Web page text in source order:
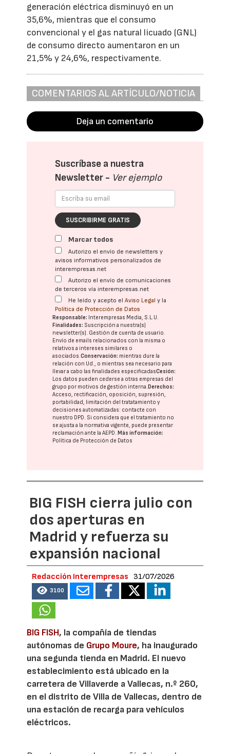
generación eléctrica disminuyó en un
35,6%, mientras que el consumo
convencional y el gas natural licuado (GNL)
de consumo directo aumentaron en un
21,5% y 24,6%, respectivamente.
COMENTARIOS AL ARTÍCULO/NOTICIA
Deja un comentario
Suscríbase a nuestra
Newsletter - Ver ejemplo
SUSCRIBIRME GRATIS
Marcar todos
Autorizo el envío de newsletters y
avisos informativos personalizados de
interempresas.net
Autorizo el envío de comunicaciones
de terceros vía interempresas.net
He leído y acepto elAviso Legal y la
Política de Protección de Datos
Responsable: Interempresas Media, S.L.U.
Finalidades: Suscripción a nuestra(s)
newsletter(s). Gestión de cuenta de usuario.
Envío de emails relacionados con la misma o
relativos a intereses similares o
asociados.Conservación: mientras dure la
relación con Ud., o mientras sea necesario para
llevar a cabo las finalidades especificadasCesión:
Los datos pueden cederse a otras empresas del
grupo por motivos de gestión interna.Derechos:
Acceso, rectificación, oposición, supresión,
portabilidad, limitación del tratatamiento y
decisiones automatizadas: contacte con
nuestro DPD. Si considera que el tratamiento no
se ajusta a la normativa vigente, puede presentar
reclamación ante laAEPD.Más información:
Política de Protección de Datos
BIG FISH cierra julio con
dos aperturas en
Madrid y refuerza su
expansión nacional
Redacción Interempresas 31/07/2026
3100
BIG FISH, la compañía de tiendas
autónomas de Grupo Moure, ha inaugurado
una segunda tienda en Madrid. El nuevo
establecimiento está ubicado en la
carretera de Villaverde a Vallecas, n.º 260,
en el distrito de Villa de Vallecas, dentro de
una estación de recarga para vehículos
eléctricos.